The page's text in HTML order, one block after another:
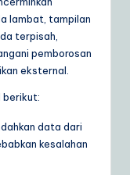
lambat, tampilan
terpisah,
pemborosan
eksternal.
berikut:
data dari
kesalahan